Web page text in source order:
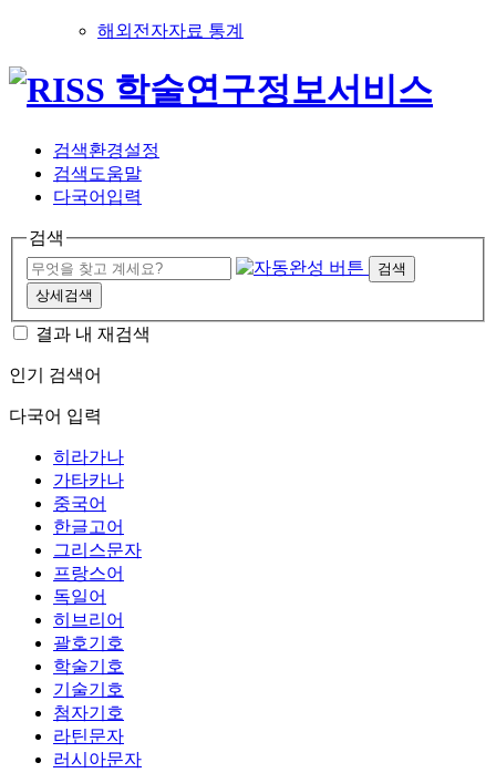
해외전자자료 통계
검색환경설정
검색도움말
다국어입력
검색
검색
상세검색
결과 내 재검색
인기 검색어
다국어 입력
히라가나
가타카나
중국어
한글고어
그리스문자
프랑스어
독일어
히브리어
괄호기호
학술기호
기술기호
첨자기호
라틴문자
러시아문자